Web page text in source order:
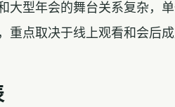
大型年会的舞台关系复杂，
点取决于线上观看和会后成